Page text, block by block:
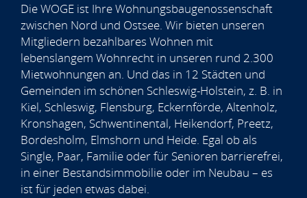
Die WOGE ist Ihre Wohnungsbaugenossenschaft
zwischen Nord und Ostsee. Wir bieten unseren
Mitgliedern bezahlbares Wohnen mit
lebenslangem Wohnrecht in unseren rund 2.300
Mietwohnungen an. Und das in 12 Städten und
Gemeinden im schönen Schleswig-Holstein, z. B. in
Kiel, Schleswig, Flensburg, Eckernförde, Altenholz,
Kronshagen, Schwentinental, Heikendorf, Preetz,
Bordesholm, Elmshorn und Heide. Egal ob als
Single, Paar, Familie oder für Senioren barrierefrei,
in einer Bestandsimmobilie oder im Neubau – es
ist für jeden etwas dabei.